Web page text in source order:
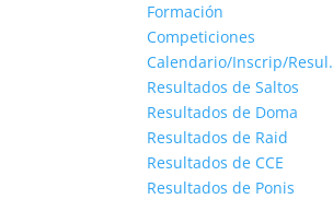
Formación
Competiciones
Calendario/Inscrip/Resul.
Resultados de Saltos
Resultados de Doma
Resultados de Raid
Resultados de CCE
Resultados de Ponis